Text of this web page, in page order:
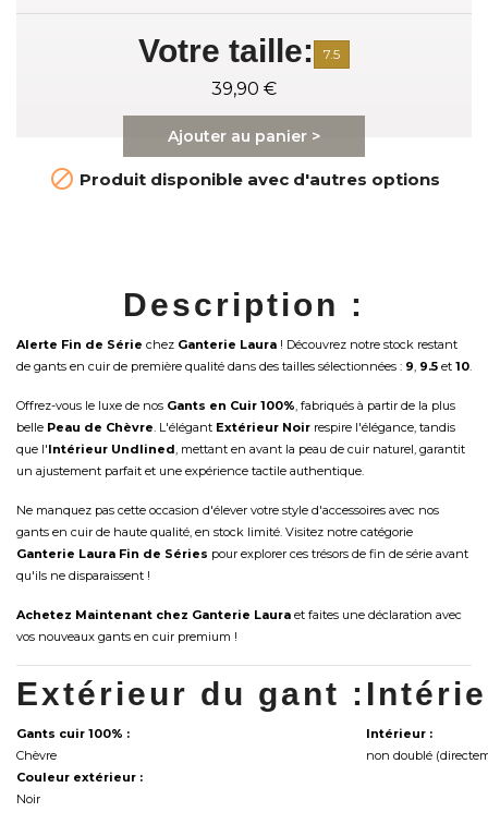
Votre taille: 7.5
39,90 €
Ajouter au panier >
 Produit disponible avec d'autres options
Description :
Alerte Fin de Série chez Ganterie Laura ! Découvrez notre stock restant
de gants en cuir de première qualité dans des tailles sélectionnées : 9, 9.5 et 10.
Offrez-vous le luxe de nos Gants en Cuir 100%, fabriqués à partir de la plus
belle Peau de Chèvre. L'élégant Extérieur Noir respire l'élégance, tandis
que l'Intérieur Undlined, mettant en avant la peau de cuir naturel, garantit
un ajustement parfait et une expérience tactile authentique.
Ne manquez pas cette occasion d'élever votre style d'accessoires avec nos
gants en cuir de haute qualité, en stock limité. Visitez notre catégorie
Ganterie Laura Fin de Séries pour explorer ces trésors de fin de série avant
qu'ils ne disparaissent !
Achetez Maintenant chez Ganterie Laura et faites une déclaration avec
vos nouveaux gants en cuir premium !
Extérieur du gant :
Gants cuir 100% :
Chèvre
Couleur extérieur :
Noir
Intérieur :
non doublé